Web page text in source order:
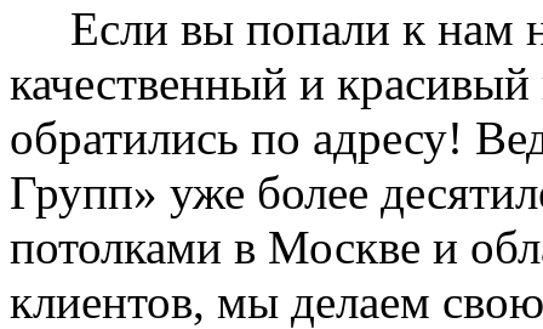
Если вы попали к нам
качественный и
обратились по адресу!
Групп» уже более
потолками в Москве и
клиентов, мы делаем